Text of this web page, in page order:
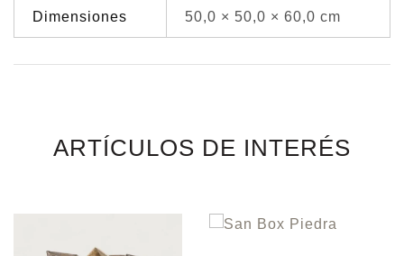
Dimensiones 50,0 × 50,0 × 60,0 cm
ARTÍCULOS DE INTERÉS